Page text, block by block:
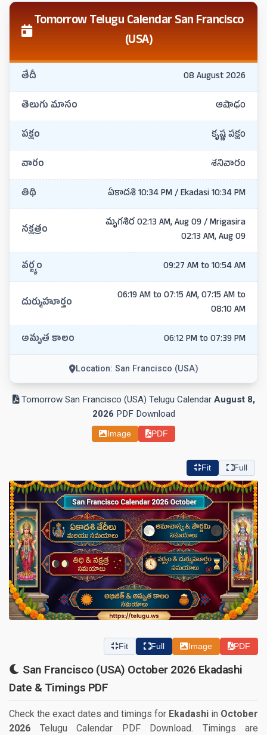
Tomorrow Telugu Calendar San Francisco
(USA)
తేదీ 08 August 2026
తెలుగు మాసం ఆషాఢం
పక్షం కృష్ణ పక్షం
వారం శనివారం
తిథి ఏకాదశి 10:34 PM / Ekadasi 10:34 PM
నక్షత్రం
మృగశిర 02:13 AM, Aug 09 / Mrigasira
02:13 AM, Aug 09
వర్జ్యం 09:27 AM to 10:54 AM
దుర్ముహూర్తం
06:19 AM to 07:15 AM, 07:15 AM to
08:10 AM
అమృత కాలం 06:12 PM to 07:39 PM
Location: San Francisco (USA)
Tomorrow San Francisco (USA) Telugu Calendar August 8,
2026 PDF Download
Image PDF
Fit Full
Fit Full Image PDF
San Francisco (USA) October 2026 Ekadashi
Date & Timings PDF
Check the exact dates and timings for Ekadashi in October
2026 Telugu Calendar PDF Download. Timings are